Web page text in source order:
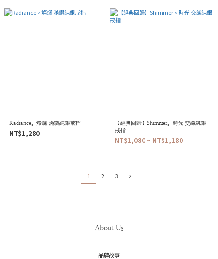
Radiance。燦爛 滿鑽純銀戒指
NT$1,280
【經典回歸】Shimmer。時光 交織純銀
戒指
NT$1,080 ~ NT$1,180
1 2 3
About Us
品牌故事